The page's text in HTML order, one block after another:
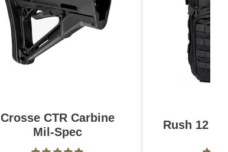
Crosse CTR Carbine
Mil-Spec
Rush 12